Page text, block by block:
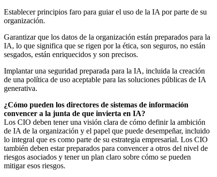
Establecer principios faro para guiar el uso de la IA por parte de su
organización.
Garantizar que los datos de la organización están preparados para la
IA, lo que significa que se rigen por la ética, son seguros, no están
sesgados, están enriquecidos y son precisos.
Implantar una seguridad preparada para la IA, incluida la creación
de una política de uso aceptable para las soluciones públicas de IA
generativa.
¿Cómo pueden los directores de sistemas de información
convencer a la junta de que invierta en IA?
Los CIO deben tener una visión clara de cómo definir la ambición
de IA de la organización y el papel que puede desempeñar, incluido
lo integral que es como parte de su estrategia empresarial. Los CIO
también deben estar preparados para convencer a otros del nivel de
riesgos asociados y tener un plan claro sobre cómo se pueden
mitigar esos riesgos.